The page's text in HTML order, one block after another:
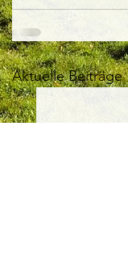
Aktuelle Beiträge